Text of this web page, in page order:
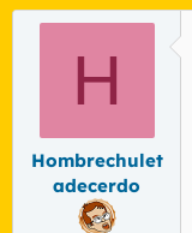
n
o
r
H
Hombrechulet
adecerdo